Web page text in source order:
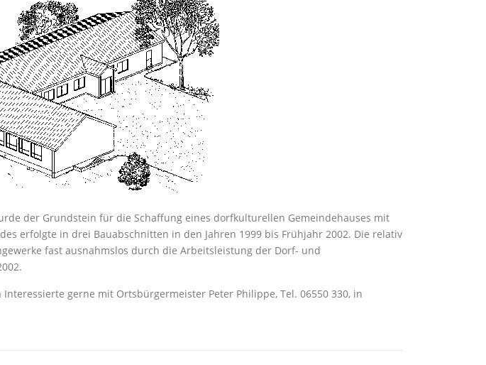
der Grundstein für die Schaffung eines dorfkulturellen Gemeindehauses mit
erfolgte in drei Bauabschnitten in den Jahren 1999 bis Frühjahr 2002. Die relativ
fast ausnahmslos durch die Arbeitsleistung der Dorf- und
gerne mit Ortsbürgermeister Peter Philippe, Tel. 06550 330, in